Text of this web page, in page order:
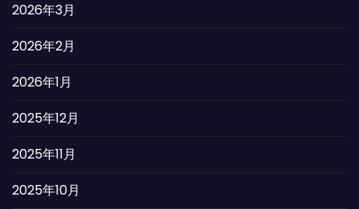
2026年3月
2026年2月
2026年1月
2025年12月
2025年11月
2025年10月